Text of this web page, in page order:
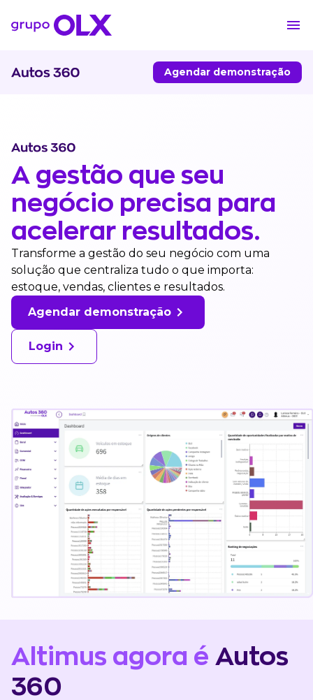
Agendar demonstração
A gestão que seu
negócio precisa para
acelerar resultados.
Transforme a gestão do seu negócio com uma
solução que centraliza tudo o que importa:
estoque, vendas, clientes e resultados.
Agendar demonstração
Login
Altimus agora é Autos
360